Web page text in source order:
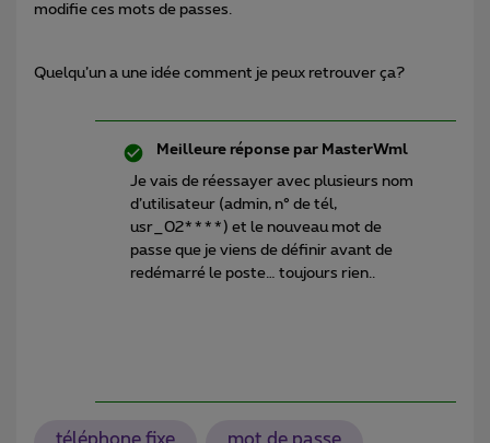
modifie ces mots de passes.
Quelqu’un a une idée comment je peux retrouver ça?
Meilleure réponse par MasterWml
Je vais de réessayer avec plusieurs nom
d’utilisateur (admin, n° de tél,
usr_02****) et le nouveau mot de
passe que je viens de définir avant de
redémarré le poste… toujours rien..